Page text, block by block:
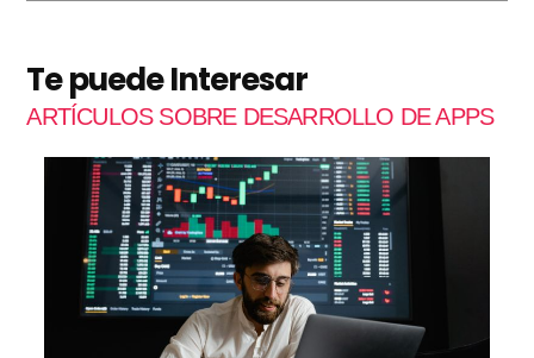
Te puede Interesar
ARTÍCULOS SOBRE DESARROLLO DE APPS